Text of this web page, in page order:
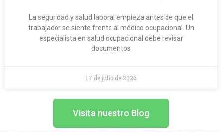
La seguridad y salud laboral empieza antes de que el
trabajador se siente frente al médico ocupacional. Un
especialista en salud ocupacional debe revisar
documentos
17 de julio de 2026
Visita nuestro Blog